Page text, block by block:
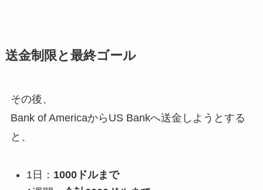
送金制限と最終ゴール
その後、
Bank of AmericaからUS Bankへ送金しようとする
と、
1日： 1000ドルまで